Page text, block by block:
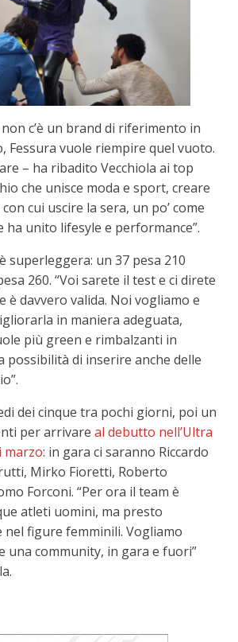
c’è un brand di riferimento in
Fessura vuole riempire quel vuoto.
– ha ribadito Vecchiola ai top
che unisce moda e sport, creare
cui uscire la sera, un po’ come
ha unito lifesyle e performance”.
superleggera: un 37 pesa 210
260. “Voi sarete il test e ci direte
è davvero valida. Noi vogliamo e
in maniera adeguata,
più green e rimbalzanti in
possibilità di inserire anche delle
dei cinque tra pochi giorni, poi un
per arrivare al debutto nell’Ultra
marzo: in gara ci saranno Riccardo
Mirko Fioretti, Roberto
Forconi. “Per ora il team è
atleti uomini, ma presto
nel figure femminili. Vogliamo
una community, in gara e fuori”